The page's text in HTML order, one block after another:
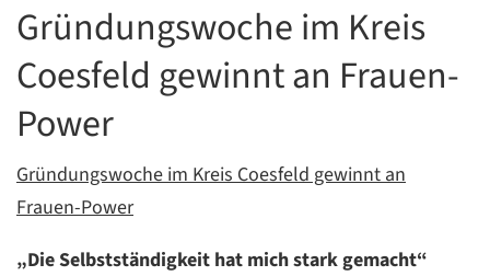
Gründungswoche im Kreis
Coesfeld gewinnt an Frauen-
Power
Gründungswoche im Kreis Coesfeld gewinnt an
Frauen-Power
„Die Selbstständigkeit hat mich stark gemacht“